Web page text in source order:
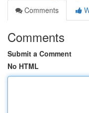
Comments
Comments
Submit a Comment
No HTML